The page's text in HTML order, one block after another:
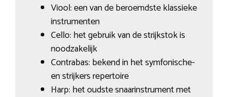
Viool: een van de beroemdste klassieke
instrumenten
Cello: het gebruik van de strijkstok is
noodzakelijk
Contrabas: bekend in het symfonische-
en strijkers repertoire
Harp: het oudste snaarinstrument met